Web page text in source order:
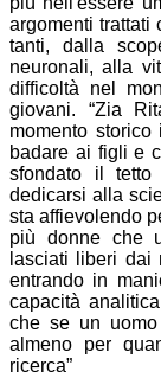
argomenti trattati
tanti, dalla
neuronali, alla
difficoltà nel
giovani. “Zia
momento
badare ai figli e
sfondato il
dedicarsi alla
sta affievolendo
più donne che
lasciati liberi dai
entrando in
capacità
che se un
almeno per
ricerca”